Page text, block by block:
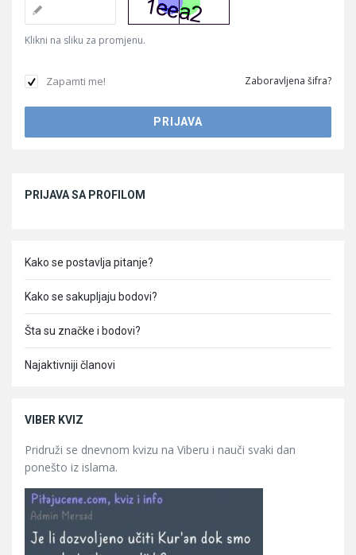
Klikni na sliku za promjenu.
Zapamti me! Zaboravljena šifra?
PRIJAVA SA PROFILOM
Kako se postavlja pitanje?
Kako se sakupljaju bodovi?
Šta su značke i bodovi?
Najaktivniji članovi
VIBER KVIZ
Pridruži se dnevnom kvizu na Viberu i nauči svaki dan
ponešto iz islama.